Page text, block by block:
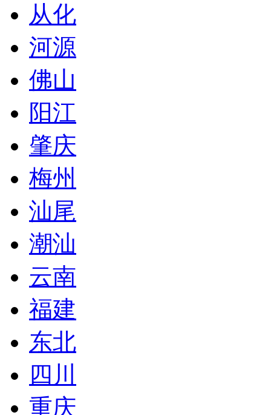
从化
河源
佛山
阳江
肇庆
梅州
汕尾
潮汕
云南
福建
东北
四川
重庆